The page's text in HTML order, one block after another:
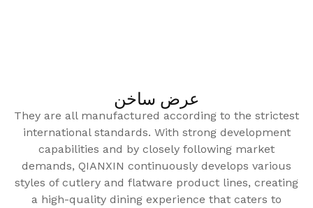
عرض ساخن
They are all manufactured according to the strictest
international standards. With strong development
capabilities and by closely following market
demands, QIANXIN continuously develops various
styles of cutlery and flatware product lines, creating
a high-quality dining experience that caters to